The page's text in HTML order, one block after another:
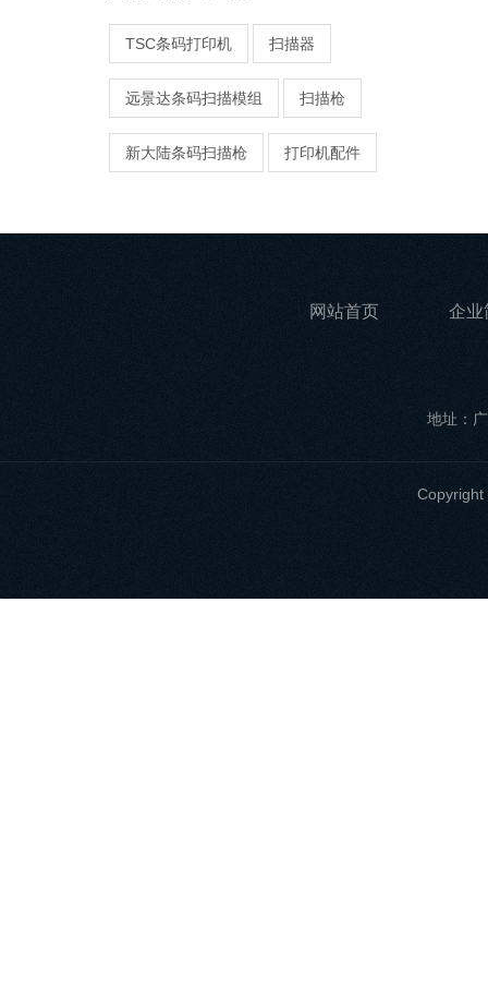
TSC条码打印机 扫描器
远景达条码扫描模组 扫描枪
新大陆条码扫描枪 打印机配件
网站首页 企业
地址：